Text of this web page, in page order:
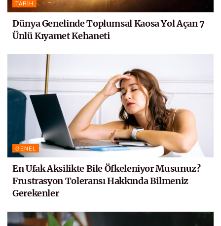
TARIH
Dünya Genelinde Toplumsal Kaosa Yol Açan 7
Ünlü Kıyamet Kehaneti
GENEL
En Ufak Aksilikte Bile Öfkeleniyor Musunuz?
Frustrasyon Toleransı Hakkında Bilmeniz
Gerekenler